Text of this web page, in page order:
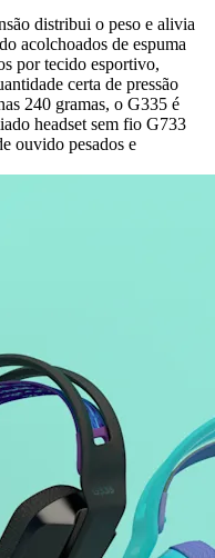
distribui o peso e alivia
acolchoados de espuma
por tecido esportivo,
certa de pressão
240 gramas, o G335 é
headset sem fio G733
ouvido pesados e